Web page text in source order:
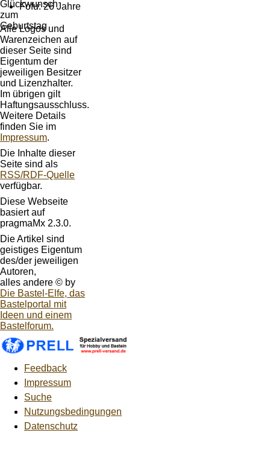
Fofu: 26 Jahre
Alle Logos und
Warenzeichen auf
dieser Seite sind
Eigentum der
jeweiligen Besitzer
und Lizenzhalter.
Im übrigen gilt
Haftungsausschluss.
Weitere Details
finden Sie im
Impressum.
Die Inhalte dieser
Seite sind als
RSS/RDF-Quelle
verfügbar.
Diese Webseite
basiert auf
pragmaMx 2.3.0.
Die Artikel sind
geistiges Eigentum
des/der jeweiligen
Autoren,
alles andere © by
Die Bastel-Elfe, das
Bastelportal mit
Ideen und einem
Bastelforum.
Feedback
Impressum
Suche
Nutzungsbedingungen
Datenschutz